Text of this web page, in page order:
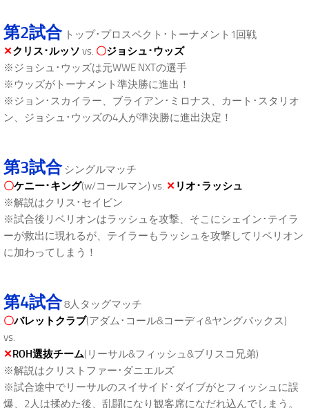
第2試合トップ･プロスペクト･トーナメント1回戦
✕クリス･ルッソ vs. 〇ジョシュ･ウッズ
※ジョシュ･ウッズは元WWE NXTの選手
※ウッズがトーナメント準決勝に進出！
※ジョン･スカイラー、ブライアン･ミロナス、カート･スタリオ
ン、ジョシュ･ウッズの4人が準決勝に進出決定！
第3試合シングルマッチ
〇ケニー･キング(w/コールマン) vs. ✕ リオ･ラッシュ
※解説はクリス･セイビン
※試合後リベリオンはラッシュを攻撃、そこにシェイン･テイラ
ーが救出に現れるが、テイラーもラッシュを攻撃してリベリオン
に加わってしまう！
第4試合8人タッグマッチ
〇バレットクラブ(アダム･コール&コーディ&ヤングバックス)
vs.
✕ROH選抜チーム(リーサル&フィッシュ&ブリスコ兄弟)
※解説はクリストファー･ダニエルズ
※試合途中でリーサルのスイサイド･ダイブがとフィッシュに誤
爆、2人は揉めた後、乱闘になり観客席になだれ込んでしまう。